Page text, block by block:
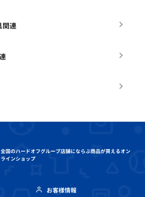
関連
全国のハードオフグループ店舗にならぶ商品が買えるオン
ラインショップ
お客様情報